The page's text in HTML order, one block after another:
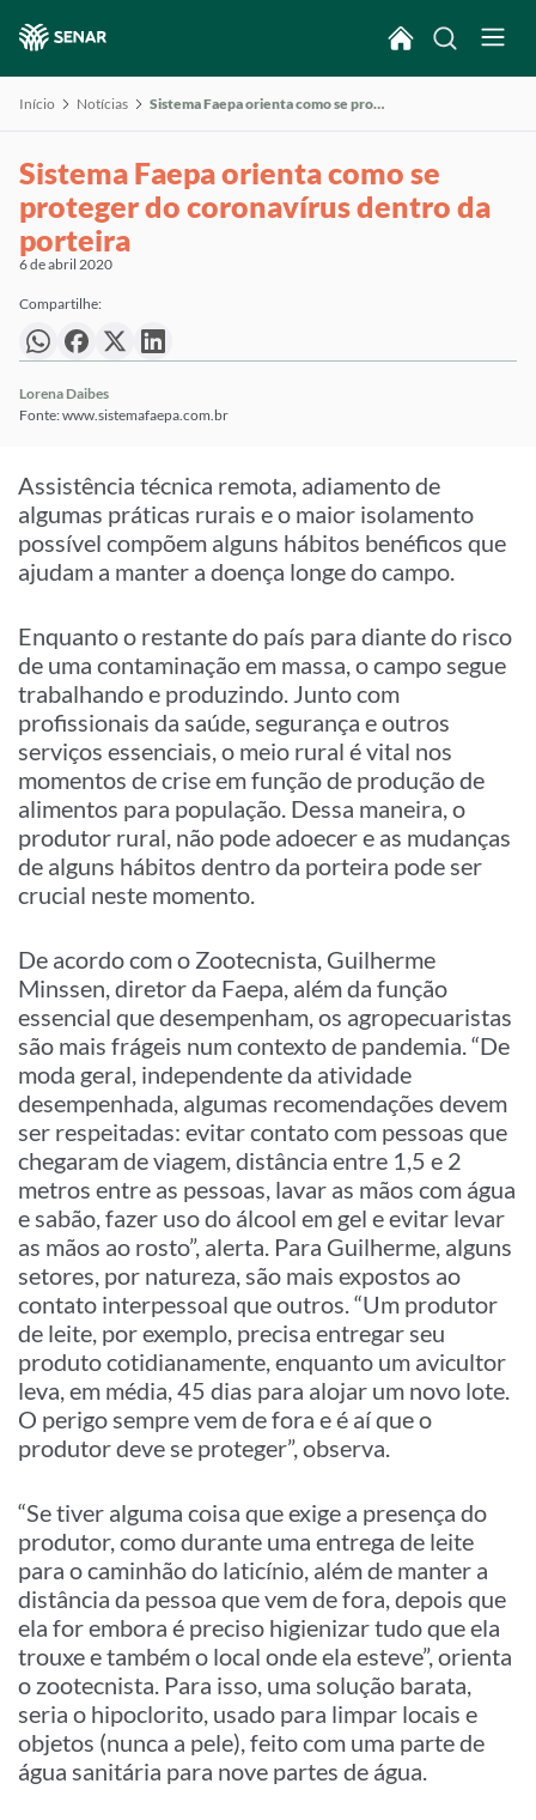
Início Notícias Sistema Faepa orienta como se proteger do coronavírus dentro da porteira
Sistema Faepa orienta como se
proteger do coronavírus dentro da
porteira
6 de abril 2020
Compartilhe:
Lorena Daibes
Fonte: www.sistemafaepa.com.br
Assistência técnica remota, adiamento de
algumas práticas rurais e o maior isolamento
possível compõem alguns hábitos benéficos que
ajudam a manter a doença longe do campo.
Enquanto o restante do país para diante do risco
de uma contaminação em massa, o campo segue
trabalhando e produzindo. Junto com
profissionais da saúde, segurança e outros
serviços essenciais, o meio rural é vital nos
momentos de crise em função de produção de
alimentos para população. Dessa maneira, o
produtor rural, não pode adoecer e as mudanças
de alguns hábitos dentro da porteira pode ser
crucial neste momento.
De acordo com o Zootecnista, Guilherme
Minssen, diretor da Faepa, além da função
essencial que desempenham, os agropecuaristas
são mais frágeis num contexto de pandemia. “De
moda geral, independente da atividade
desempenhada, algumas recomendações devem
ser respeitadas: evitar contato com pessoas que
chegaram de viagem, distância entre 1,5 e 2
metros entre as pessoas, lavar as mãos com água
e sabão, fazer uso do álcool em gel e evitar levar
as mãos ao rosto”, alerta. Para Guilherme, alguns
setores, por natureza, são mais expostos ao
contato interpessoal que outros. “Um produtor
de leite, por exemplo, precisa entregar seu
produto cotidianamente, enquanto um avicultor
leva, em média, 45 dias para alojar um novo lote.
O perigo sempre vem de fora e é aí que o
produtor deve se proteger”, observa.
“Se tiver alguma coisa que exige a presença do
produtor, como durante uma entrega de leite
para o caminhão do laticínio, além de manter a
distância da pessoa que vem de fora, depois que
ela for embora é preciso higienizar tudo que ela
trouxe e também o local onde ela esteve”, orienta
o zootecnista. Para isso, uma solução barata,
seria o hipoclorito, usado para limpar locais e
objetos (nunca a pele), feito com uma parte de
água sanitária para nove partes de água.